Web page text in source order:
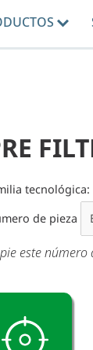
tecnológica:
de pieza
este